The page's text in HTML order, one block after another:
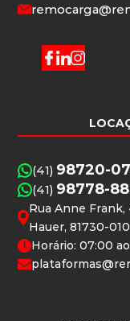
(41) 98720-
(41) 98778-
Rua Anne Frank,
Hauer, 81730-
Horário: 07:00 ao